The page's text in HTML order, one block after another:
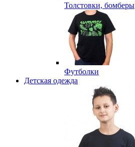
Толстовки, бомберы
Футболки
Детская одежда